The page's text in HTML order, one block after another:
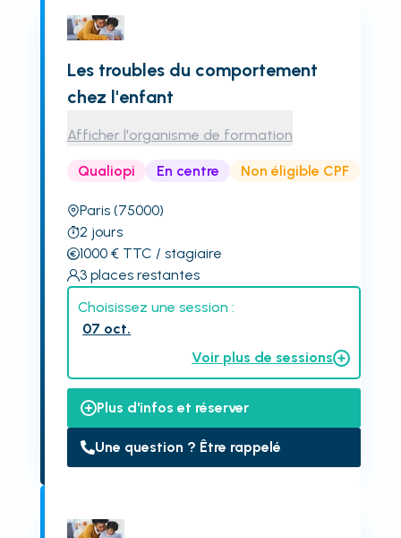
Les troubles du comportement
chez l'enfant
Afficher l'organisme de formation
Qualiopi En centre Non éligible CPF
Paris (75000)
2 jours
1000€ TTC / stagiaire
3 places restantes
Choisissez une session :
07 oct.
Voir plus de sessions
Plus d'infos et réserver
Une question ? Être rappelé